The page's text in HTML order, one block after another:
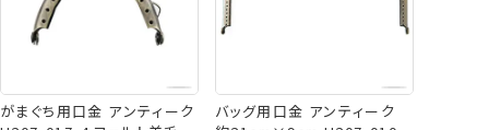
がまぐち用口金 アンティーク
バッグ用口金 アンティーク